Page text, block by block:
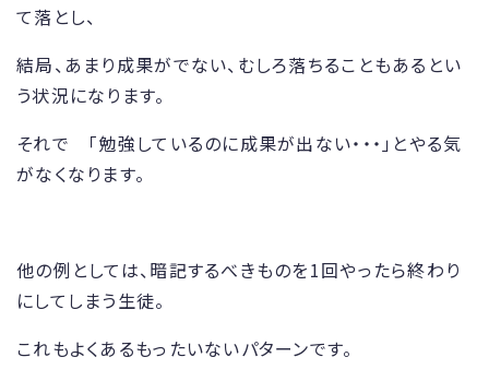
て落とし、
結局、あまり成果がでない、むしろ落ちることもあるとい
う状況になります。
それで 「勉強しているのに成果が出ない・・・」とやる気
がなくなります。
他の例としては、暗記するべきものを1回やったら終わり
にしてしまう生徒。
これもよくあるもったいないパターンです。